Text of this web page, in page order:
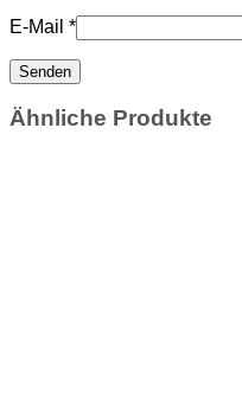
E-Mail *
Ähnliche Produkte